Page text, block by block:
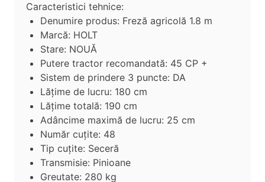
Caracteristici tehnice:
Denumire produs: Freză agricolă 1.8 m
Marcă: HOLT
Stare: NOUĂ
Putere tractor recomandată: 45 CP +
Sistem de prindere 3 puncte: DA
Lățime de lucru: 180 cm
Lățime totală: 190 cm
Adâncime maximă de lucru: 25 cm
Număr cuțite: 48
Tip cuțite: Seceră
Transmisie: Pinioane
Greutate: 280 kg